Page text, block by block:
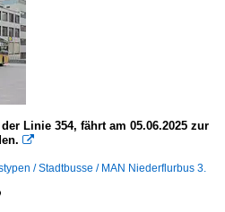
Linie 354, fährt am 05.06.2025 zur

/ Stadtbusse / MAN Niederflurbus 3.